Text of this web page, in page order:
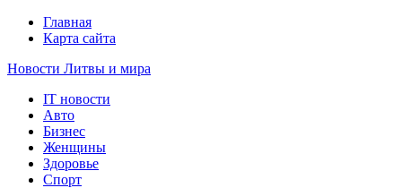
Главная
Карта сайта
Новости Литвы и мира
Свежие события и главные новости часа Литвы и мира на
портале EUROLITVA.RU
IT новости
Авто
Бизнес
Женщины
Здоровье
Спорт